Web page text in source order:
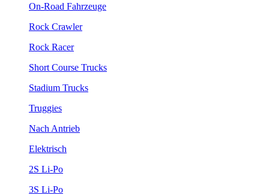
On-Road Fahrzeuge
Rock Crawler
Rock Racer
Short Course Trucks
Stadium Trucks
Truggies
Nach Antrieb
Elektrisch
2S Li-Po
3S Li-Po